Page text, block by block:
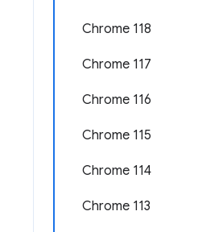
Chrome 118
Chrome 117
Chrome 116
Chrome 115
Chrome 114
Chrome 113